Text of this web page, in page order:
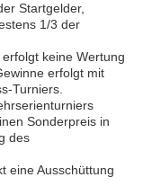
Startgelder,
1/3 der
keine Wertung
erfolgt mit
Turniers.
Sonderpreis in
des
eine Ausschüttung